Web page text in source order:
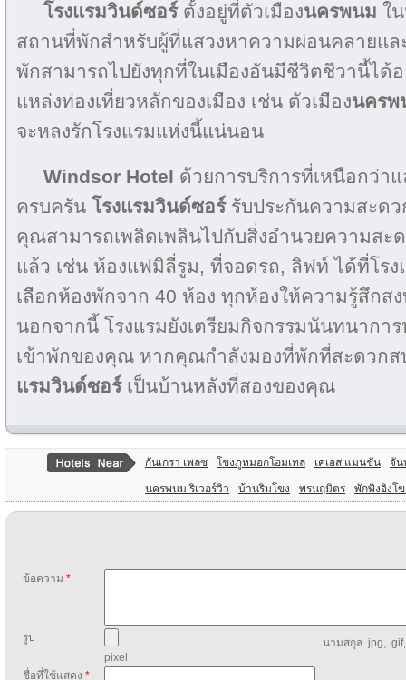
โรงแรมวินด์ซอร์ ตั้งอยู่ที่ตัวเมืองนครพนม ใน
สถานที่พักสำหรับผู้ที่แสวงหาความผ่อนคลายแล
พักสามารถไปยังทุกที่ในเมืองอันมีชีวิตชีวานี้ได้
แหล่งท่องเที่ยวหลักของเมือง เช่น ตัวเมืองนครพ
จะหลงรักโรงแรมแห่งนี้แน่นอน
Windsor Hotel ด้วยการบริการที่เหนือกว่า
ครบครัน โรงแรมวินด์ซอร์รับประกันความสะดว
คุณสามารถเพลิดเพลินไปกับสิ่งอำนวยความสะ
แล้ว เช่น ห้องแฟมิลี่รูม, ที่จอดรถ, ลิฟท์ ได้ที่โร
เลือกห้องพักจาก 40 ห้อง ทุกห้องให้ความรู้สึกส
นอกจากนี้ โรงแรมยังเตรียมกิจกรรมนันทนากา
เข้าพักของคุณ หากคุณกำลังมองที่พักที่สะดวก
แรมวินด์ซอร์ เป็นบ้านหลังที่สองของคุณ
กันเกรา เพลซ โขงภูหมอกโฮมเทล เคเอส แมนชั่น จัน
นครพนม ริเวอร์วิว บ้านริมโขง พรนฤมิตร พักพิงอิงโ
ข้อความ *
รูป
นามสกุล .jpg,
pixel
ชื่อที่ใช้แสดง *